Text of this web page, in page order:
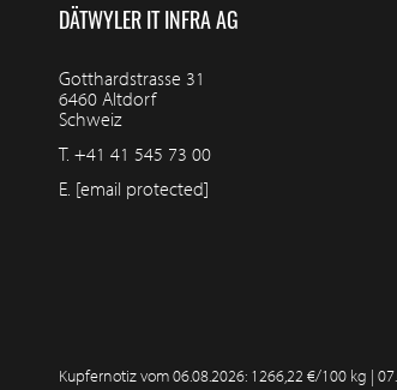
DÄTWYLER IT INFRA AG
Gotthardstrasse 31
6460 Altdorf
Schweiz
T. +41 41 545 73 00
E. [email protected]
Kupfernotiz vom06.08.2026: 1266,22 €/100 kg |